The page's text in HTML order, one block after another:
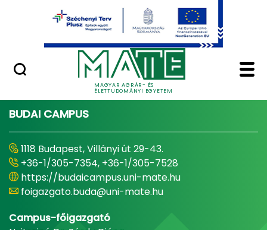
Ugrás a fő tartalomhoz
MAGYAR AGRÁR- ÉS
ÉLETTUDOMÁNYI EGYETEM
Minőségügy
Home - Magyar
BUDAI CAMPUS
1118 Budapest, Villányi út 29-43.
+36-1/305-7354, +36-1/305-7528
https://budaicampus.uni-mate.hu
foigazgato.buda@uni-mate.hu
Campus-főigazgató